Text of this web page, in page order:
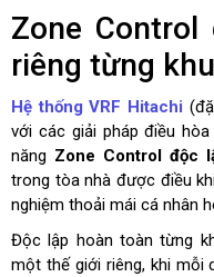
Zone
riêng từng
Hệ thống VRF Hitachi
với các giải pháp điều
năng Zone Control độc
trong tòa nhà được điều
nghiệm thoải mái cá nhân
Độc lập hoàn toàn từng
một thế giới riêng, khi mỗi